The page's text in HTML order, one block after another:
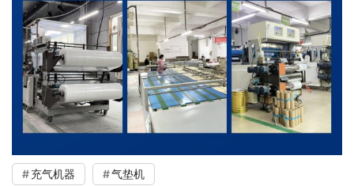
充气机器 气垫机